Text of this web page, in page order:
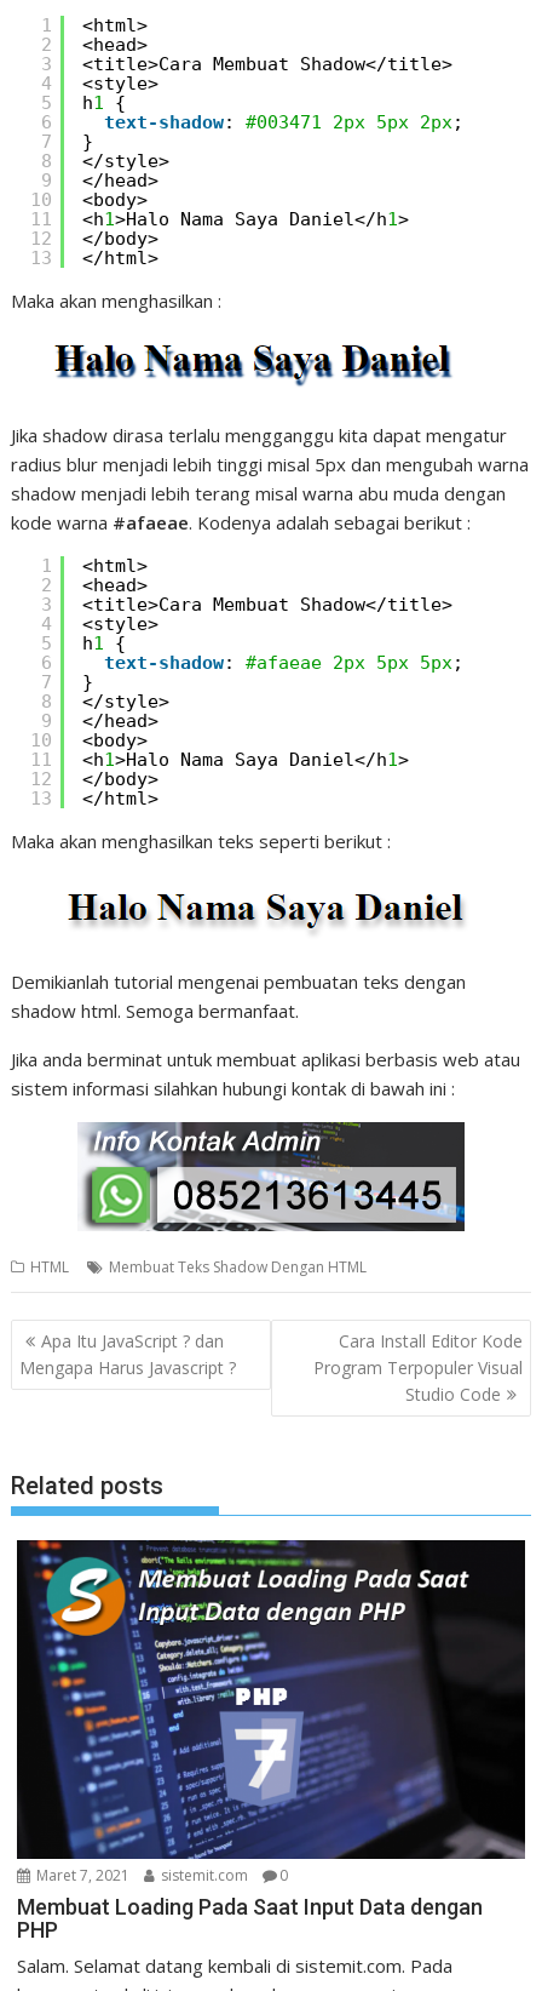
1
2
3
4
5
6
7
8
9
10
11
12
13
<html>
<head>
<title>Cara Membuat Shadow</title>
<style>
h1
{
text-shadow: #003471 2px 5px 2px;
}
</style>
</head>
<body>
<h1>Halo Nama Saya Daniel</h1>
</body>
</html>
Maka akan menghasilkan :
Jika shadow dirasa terlalu mengganggu kita dapat mengatur
radius blur menjadi lebih tinggi misal 5px dan mengubah warna
shadow menjadi lebih terang misal warna abu muda dengan
kode warna #afaeae. Kodenya adalah sebagai berikut :
1
2
3
4
5
6
7
8
9
10
11
12
13
<html>
<head>
<title>Cara Membuat Shadow</title>
<style>
h1
{
text-shadow: #afaeae 2px 5px 5px;
}
</style>
</head>
<body>
<h1>Halo Nama Saya Daniel</h1>
</body>
</html>
Maka akan menghasilkan teks seperti berikut :
Demikianlah tutorial mengenai pembuatan teks dengan
shadow html. Semoga bermanfaat.
Jika anda berminat untuk membuat aplikasi berbasis web atau
sistem informasi silahkan hubungi kontak di bawah ini :
HTML Membuat Teks Shadow Dengan HTML
N
a
g
a
Apa Itu JavaScript ? dan
Mengapa Harus Javascript ?
Cara Install Editor Kode
Program Terpopuler Visual
Studio Code
Related posts
Maret 7, 2021 sistemit.com 0
Membuat Loading Pada Saat Input Data dengan
PHP
Salam. Selamat datang kembali di sistemit.com. Pada